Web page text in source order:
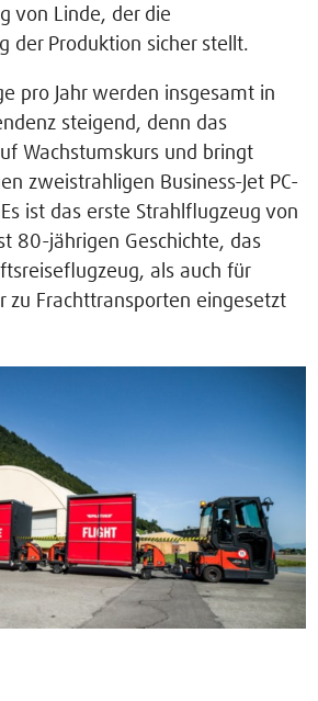
von Linde, der die
der Produktion sicher stellt.
pro Jahr werden insgesamt in
steigend, denn das
Wachstumskurs und bringt
zweistrahligen Business-Jet PC-
ist das erste Strahlflugzeug von
80-jährigen Geschichte, das
als auch für
zu Frachttransporten eingesetzt